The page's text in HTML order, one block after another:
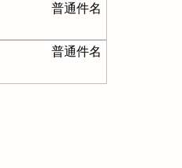
普通件名
普通件名